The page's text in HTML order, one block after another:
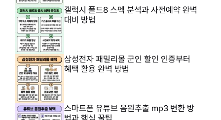
갤럭시 폴드8 스펙 분석과 사전예약 완벽
대비 방법
삼성전자 패밀리몰 군인 할인 인증부터
혜택 활용 완벽 방법
스마트폰 유튜브 음원추출 mp3 변환 방
법과 핵심 꿀팁